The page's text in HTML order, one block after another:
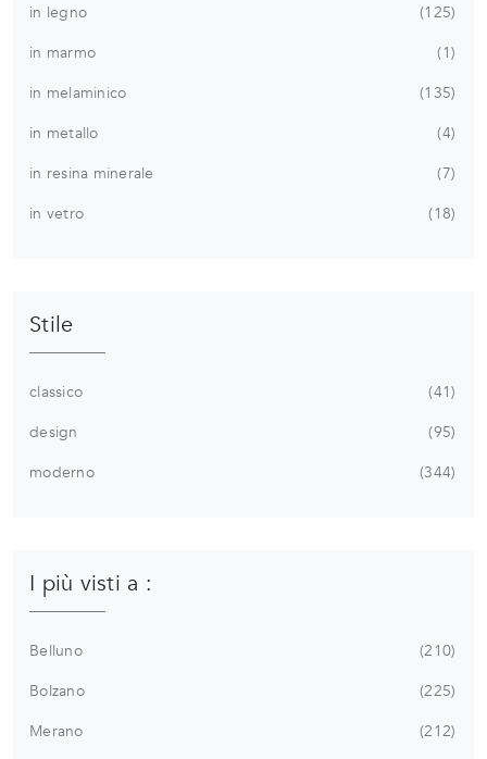
in legno
125
in marmo
1
in melaminico
135
in metallo
4
in resina minerale
7
in vetro
18
Stile
classico
41
design
95
moderno
344
I più visti a :
Belluno
210
Bolzano
225
Merano
212